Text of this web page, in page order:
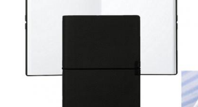
Bijuterii Mirese
Cele mai noi
Cele mai vandute